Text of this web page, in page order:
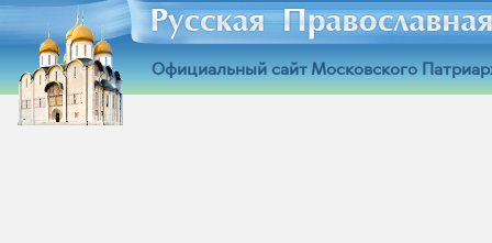
Официальный сайт Московского